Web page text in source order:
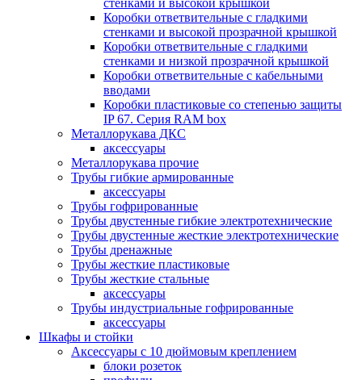
Коробки ответвительные с гладкими
стенками и высокой прозрачной крышкой
Коробки ответвительные с гладкими
стенками и низкой прозрачной крышкой
Коробки ответвительные с кабельными
вводами
Коробки пластиковые со степенью защиты
IP 67. Серия RAM box
Металлорукава ДКС
аксессуары
Металлорукава прочие
Трубы гибкие армированные
аксессуары
Трубы гофрированные
Трубы двустенные гибкие электротехнические
Трубы двустенные жесткие электротехнические
Трубы дренажные
Трубы жесткие пластиковые
Трубы жесткие стальные
аксессуары
Трубы индустриальные гофрированные
аксессуары
Шкафы и стойки
Аксессуары с 10 дюймовым креплением
блоки розеток